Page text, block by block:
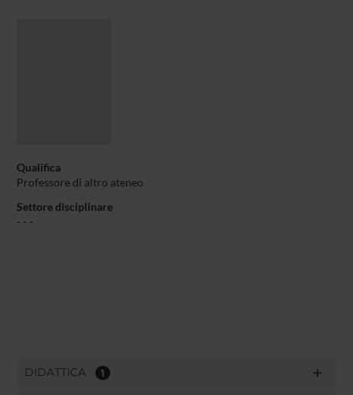
Qualifica
Professore di altro ateneo
Settore disciplinare
- - -
DIDATTICA 1